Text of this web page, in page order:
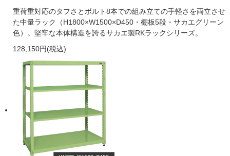
重荷重対応のタフさとボルト8本での組み立ての手軽さを両立させ
た中量ラック（H1800×W1500×D450・棚板5段・サカエグリーン
色）。堅牢な本体構造を誇るサカエ製RKラックシリーズ。
128,150円(税込)